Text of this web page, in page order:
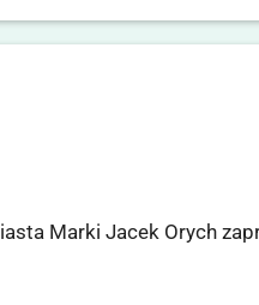
Marki Jacek Orych